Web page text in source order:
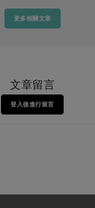
更多相關文章
文章留言
登入後進行留言